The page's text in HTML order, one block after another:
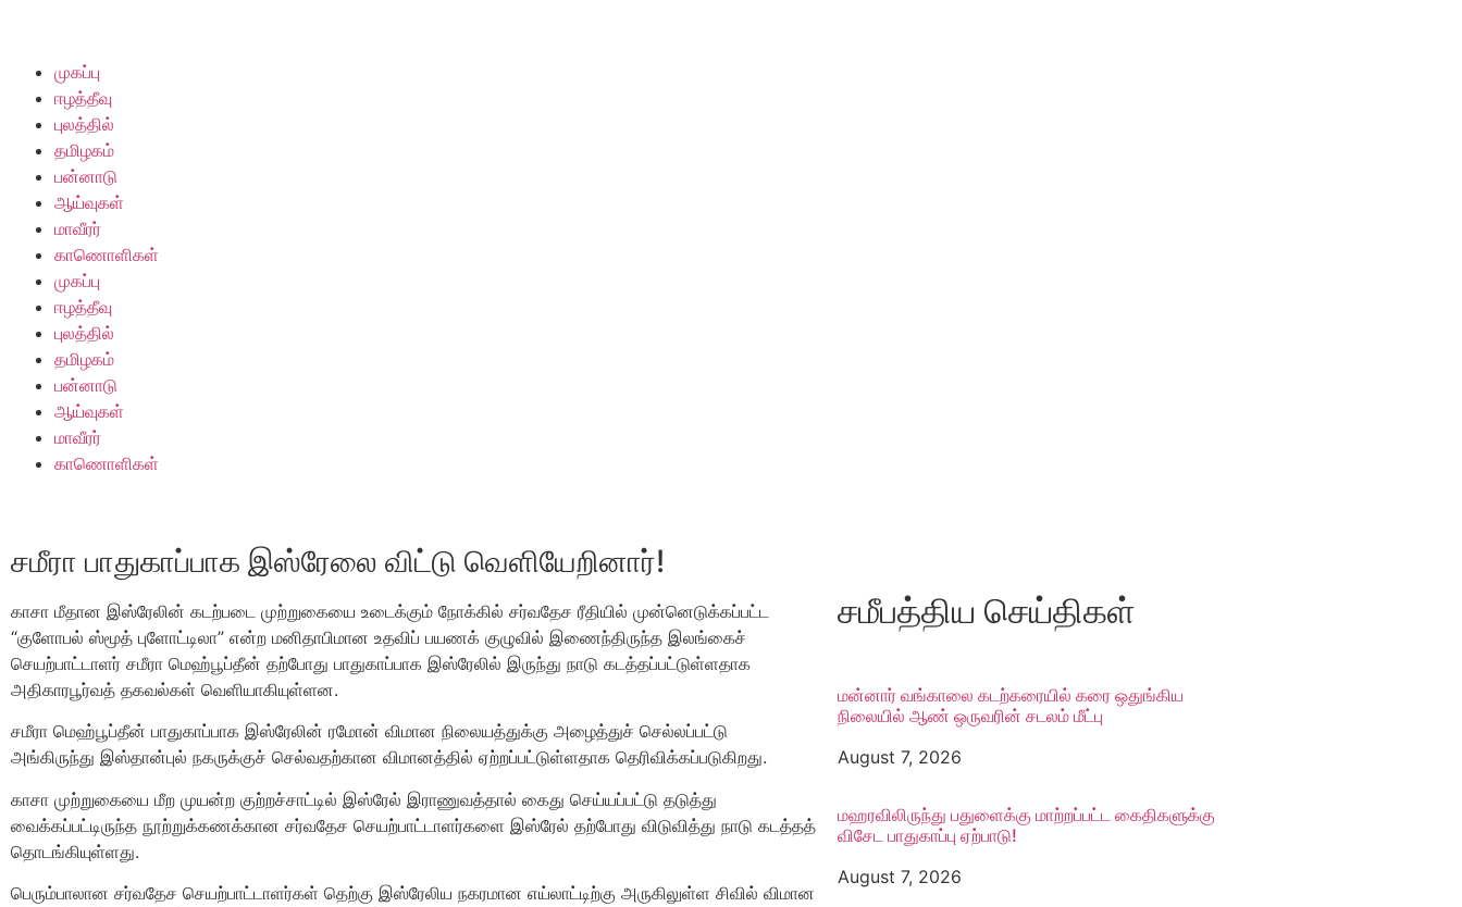
முகப்பு
ஈழத்தீவு
புலத்தில்
தமிழகம்
பன்னாடு
ஆய்வுகள்
மாவீரர்
காணொளிகள்
முகப்பு
ஈழத்தீவு
புலத்தில்
தமிழகம்
பன்னாடு
ஆய்வுகள்
மாவீரர்
காணொளிகள்
சமீரா பாதுகாப்பாக இஸ்ரேலை விட்டு வெளியேறினார்!
காசா மீதான இஸ்ரேலின் கடற்படை முற்றுகையை உடைக்கும் நோக்கில் சர்வதேச ரீதியில் முன்னெடுக்கப்பட்ட
“குளோபல் ஸ்மூத் புளோட்டிலா” என்ற மனிதாபிமான உதவிப் பயணக் குழுவில் இணைந்திருந்த இலங்கைச்
செயற்பாட்டாளர் சமீரா மெஹ்பூப்தீன் தற்போது பாதுகாப்பாக இஸ்ரேலில் இருந்து நாடு கடத்தப்பட்டுள்ளதாக
அதிகாரபூர்வத் தகவல்கள் வெளியாகியுள்ளன.
சமீரா மெஹ்பூப்தீன் பாதுகாப்பாக இஸ்ரேலின் ரமோன் விமான நிலையத்துக்கு அழைத்துச் செல்லப்பட்டு
அங்கிருந்து இஸ்தான்புல் நகருக்குச் செல்வதற்கான விமானத்தில் ஏற்றப்பட்டுள்ளதாக தெரிவிக்கப்படுகிறது.
காசா முற்றுகையை மீற முயன்ற குற்றச்சாட்டில் இஸ்ரேல் இராணுவத்தால் கைது செய்யப்பட்டு தடுத்து
வைக்கப்பட்டிருந்த நூற்றுக்கணக்கான சர்வதேச செயற்பாட்டாளர்களை இஸ்ரேல் தற்போது விடுவித்து நாடு கடத்தத்
தொடங்கியுள்ளது.
பெரும்பாலான சர்வதேச செயற்பாட்டாளர்கள் தெற்கு இஸ்ரேலிய நகரமான எய்லாட்டிற்கு அருகிலுள்ள சிவில் விமான
சமீபத்திய செய்திகள்
மன்னார் வங்காலை கடற்கரையில் கரை ஒதுங்கிய
நிலையில் ஆண் ஒருவரின் சடலம் மீட்பு
August 7, 2026
மஹரவிலிருந்து பதுளைக்கு மாற்றப்பட்ட கைதிகளுக்கு
விசேட பாதுகாப்பு ஏற்பாடு!
August 7, 2026